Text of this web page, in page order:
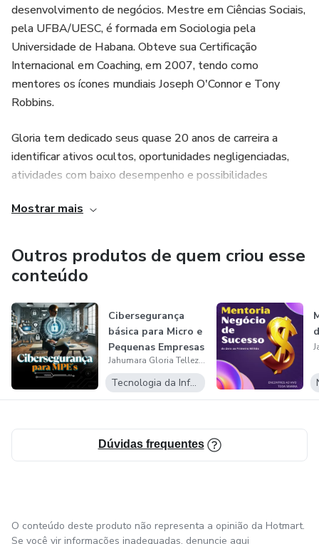
desenvolvimento de negócios. Mestre em Ciências Sociais,
pela UFBA/UESC, é formada em Sociologia pela
Universidade de Habana. Obteve sua Certificação
Internacional em Coaching, em 2007, tendo como
mentores os ícones mundiais Joseph O'Connor e Tony
Robbins.
Gloria tem dedicado seus quase 20 anos de carreira a
identificar ativos ocultos, oportunidades negligenciadas,
atividades com baixo desempenho e possibilidades
eficiência, a produtividade, o faturamento e o sucesso
Reconhecida nacionalmente como uma autoridade em
Coaching de estratégia e desenvolvimento de negócios,
suas ideias e metodologias já renderam mais de R$500
milhões de reais a seus parceiros e clientes. Já teve entre
seus clientes tanto altos executivos de grandes empresas
como Itautec, Samsung e Eletrobrás, quanto
empreendedores em busca da "Next Big Thing".
Mostrar mais
Outros produtos de quem criou esse
conteúdo
Cibersegurança
básica para Micro e
Pequenas Empresas
Jahumara Gloria Tellez Gonzalez
Tecnologia da Informação
Dúvidas frequentes
O conteúdo deste produto não representa a opinião da Hotmart.
Se você vir informações inadequadas, denuncie aqui